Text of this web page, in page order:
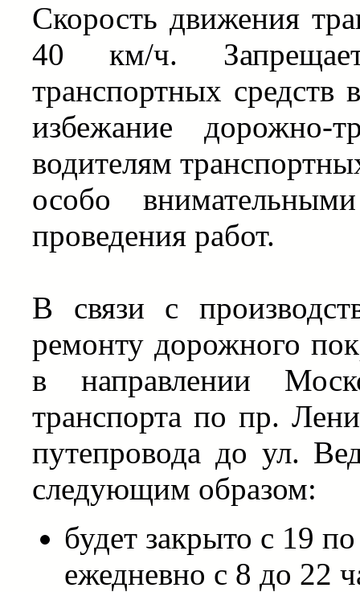
Скорость движения
40 км/ч.
транспортных средств
избежание дорожно-
водителям
особо
проведения работ.
В связи с
ремонту дорожного
в направлении
транспорта по пр.
путепровода до ул.
следующим образом:
будет закрыто с 19
ежедневно с 8 до 22